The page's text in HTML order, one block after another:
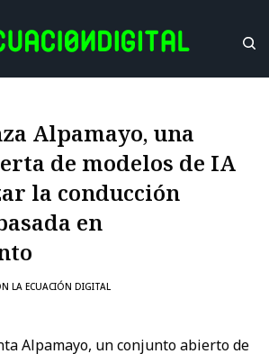
Alpamayo, una
de modelos de IA
la conducción
en
LA ECUACIÓN DIGITAL
Alpamayo, un conjunto abierto de